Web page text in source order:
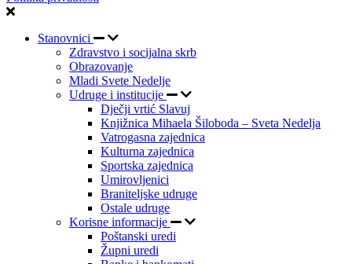
Stanovnici
Zdravstvo i socijalna skrb
Obrazovanje
Mladi Svete Nedelje
Udruge i institucije
Dječji vrtić Slavuj
Knjižnica Mihaela Šiloboda – Sveta Nedelja
Vatrogasna zajednica
Kulturna zajednica
Sportska zajednica
Umirovljenici
Braniteljske udruge
Ostale udruge
Korisne informacije
Poštanski uredi
Župni uredi